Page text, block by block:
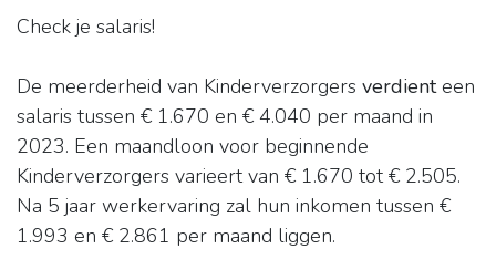
Check je salaris!
De meerderheid van Kinderverzorgers verdienteen
salaris tussen € 1.670 en € 4.040 per maand in
2023. Een maandloon voor beginnende
Kinderverzorgers varieert van € 1.670 tot € 2.505.
Na 5 jaar werkervaring zal hun inkomen tussen €
1.993 en € 2.861 per maand liggen.